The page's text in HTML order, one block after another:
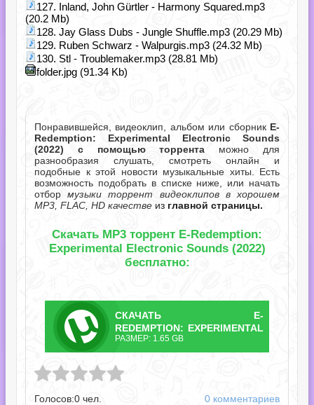
127. Inland, John Gürtler - Harmony Squared.mp3
(20.2 Mb)
128. Jay Glass Dubs - Jungle Shuffle.mp3 (20.29 Mb)
129. Ruben Schwarz - Walpurgis.mp3 (24.32 Mb)
130. Stl - Troublemaker.mp3 (28.81 Mb)
folder.jpg (91.34 Kb)
Понравившейся, видеоклип, альбом или сборник E-
Redemption: Experimental Electronic Sounds
(2022) с помощью торрента можно для
разнообразия слушать, смотреть онлайн и
подобные к этой новости музыкальные хиты. Есть
возможность подобрать в списке ниже, или начать
отбормузыки торрент видеоклипов в хорошем
MP3, FLAC, HD качестве из главной страницы.
Скачать MP3 торрент E-Redemption:
Experimental Electronic Sounds (2022)
бесплатно:
СКАЧАТЬ
ТОРРЕНТ
E-
REDEMPTION: EXPERIMENTAL
ELECTRONIC
SOUNDS.TORRENT
РАЗМЕР: 1.65 GB
Experimental Electronic Sounds.torrent
Голосов:0 чел. 0 комментариев